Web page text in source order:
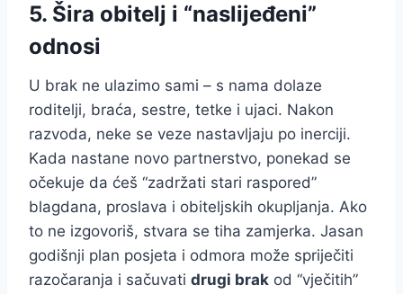
5. Šira obitelj i “naslijeđeni”
odnosi
U brak ne ulazimo sami – s nama dolaze
roditelji, braća, sestre, tetke i ujaci. Nakon
razvoda, neke se veze nastavljaju po inerciji.
Kada nastane novo partnerstvo, ponekad se
očekuje da ćeš “zadržati stari raspored”
blagdana, proslava i obiteljskih okupljanja. Ako
to ne izgovoriš, stvara se tiha zamjerka. Jasan
godišnji plan posjeta i odmora može spriječiti
razočaranja i sačuvati drugi brak od “vječitih”